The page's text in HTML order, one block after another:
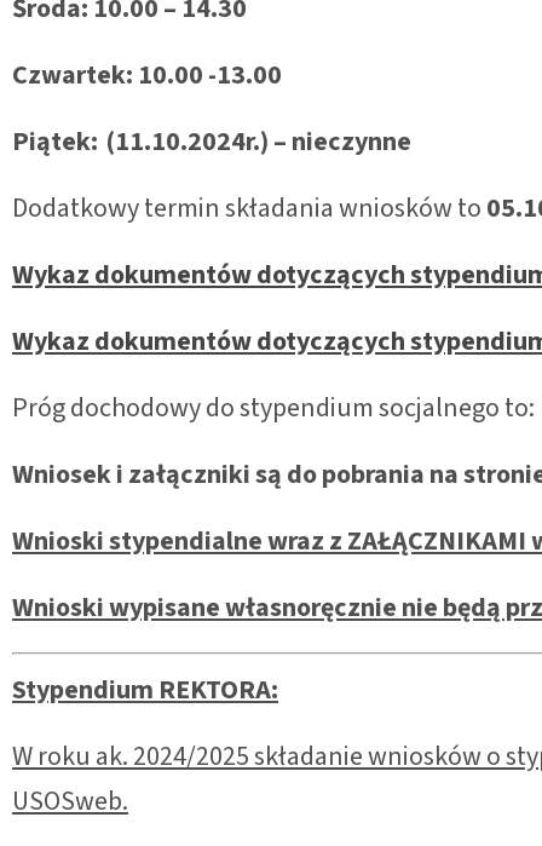
Środa: 10.00 – 14.30
Czwartek: 10.00 -13.00
Piątek: (11.10.2024r.) – nieczynne
Dodatkowy termin składania wniosków to
Wykaz dokumentów dotyczących
Wykaz dokumentów dotyczących
Próg dochodowy do stypendium socjalnego to:
Wniosek i załączniki są do pobrania na
Wnioski stypendialne wraz z
Wnioski wypisane własnoręcznie nie będą
Stypendium REKTORA:
W roku ak. 2024/2025 składanie wniosków o
USOSweb.